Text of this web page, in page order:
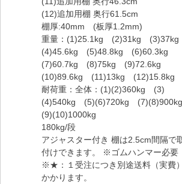
(12)追加用棚 奥行61.5cm
棚厚:40mm (板厚1.2mm)
重量：(1)25.1kg (2)31kg (3)37kg
(4)45.6kg (5)48.8kg (6)60.3kg
(7)60.7kg (8)75kg (9)72.6kg
(10)89.6kg (11)13kg (12)15.8kg
耐荷重：全体：(1)(2)360kg (3)
(4)540kg (5)(6)720kg
(9)(10)1000kg
180kg/段
アジャスター付き 棚は2.5cm間隔で
付けできます。 ※ゴムハンマー必要
※★：１受注につき別途送料（実費
かかります。